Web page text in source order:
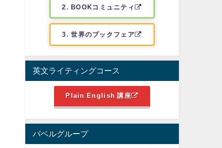
2. BOOKコミュニティ
3. 世界のブックフェア
英文ライティングコース
Plain English 講座
バベルグループ